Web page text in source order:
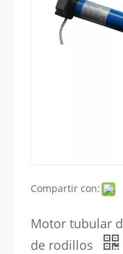
Compartir con:
Motor tubular
de rodillos